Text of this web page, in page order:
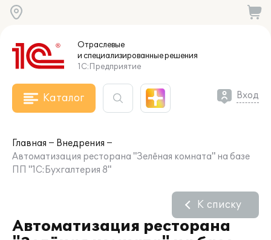
Отраслевые
и специализированныерешения
1С:Предприятие
Каталог Вход
Главная
Внедрения
Автоматизация ресторана "Зелёная комната" на базе
ПП "1С:Бухгалтерия 8"
Автоматизация ресторана
К списку